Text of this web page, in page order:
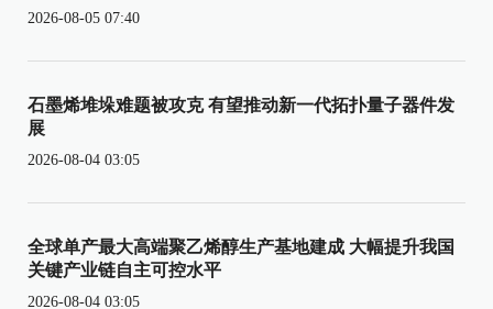
2026-08-05 07:40
石墨烯堆垛难题被攻克 有望推动新一代拓扑量子器件发
展
2026-08-04 03:05
全球单产最大高端聚乙烯醇生产基地建成 大幅提升我国
关键产业链自主可控水平
2026-08-04 03:05